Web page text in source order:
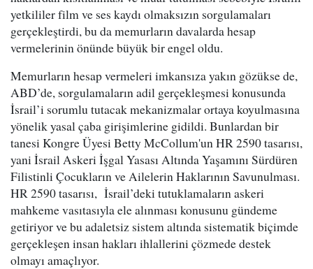
yetkililer film ve ses kaydı olmaksızın sorgulamaları
gerçekleştirdi, bu da memurların davalarda hesap
vermelerinin önünde büyük bir engel oldu.
Memurların hesap vermeleri imkansıza yakın gözükse de,
ABD’de, sorgulamaların adil gerçekleşmesi konusunda
İsrail’i sorumlu tutacak mekanizmalar ortaya koyulmasına
yönelik yasal çaba girişimlerine gidildi. Bunlardan bir
tanesi Kongre Üyesi Betty McCollum'un HR 2590 tasarısı,
yani İsrail Askeri İşgal Yasası Altında Yaşamını Sürdüren
Filistinli Çocukların ve Ailelerin Haklarının Savunulması.
HR 2590 tasarısı, İsrail’deki tutuklamaların askeri
mahkeme vasıtasıyla ele alınması konusunu gündeme
getiriyor ve bu adaletsiz sistem altında sistematik biçimde
gerçekleşen insan hakları ihlallerini çözmede destek
olmayı amaçlıyor.